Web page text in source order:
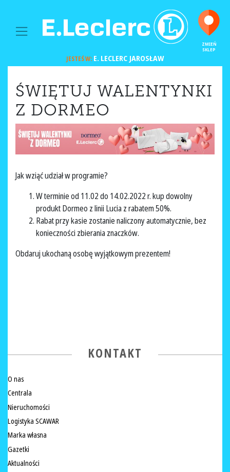
MAIN NAVIGATION
ZMIEŃ
SKLEP
JESTEŚ W:E. LECLERC JAROSŁAW
ŚWIĘTUJ WALENTYNKI
Z DORMEO
Jak wziąć udział w programie?
W terminie od 11.02 do 14.02.2022 r. kup dowolny
produkt Dormeo z linii Lucia z rabatem 50%.
Rabat przy kasie zostanie naliczony automatycznie, bez
konieczności zbierania znaczków.
Obdaruj ukochaną osobę wyjątkowym prezentem!
KONTAKT
O nas
Centrala
Nieruchomości
Logistyka SCAWAR
Marka własna
Gazetki
Aktualności